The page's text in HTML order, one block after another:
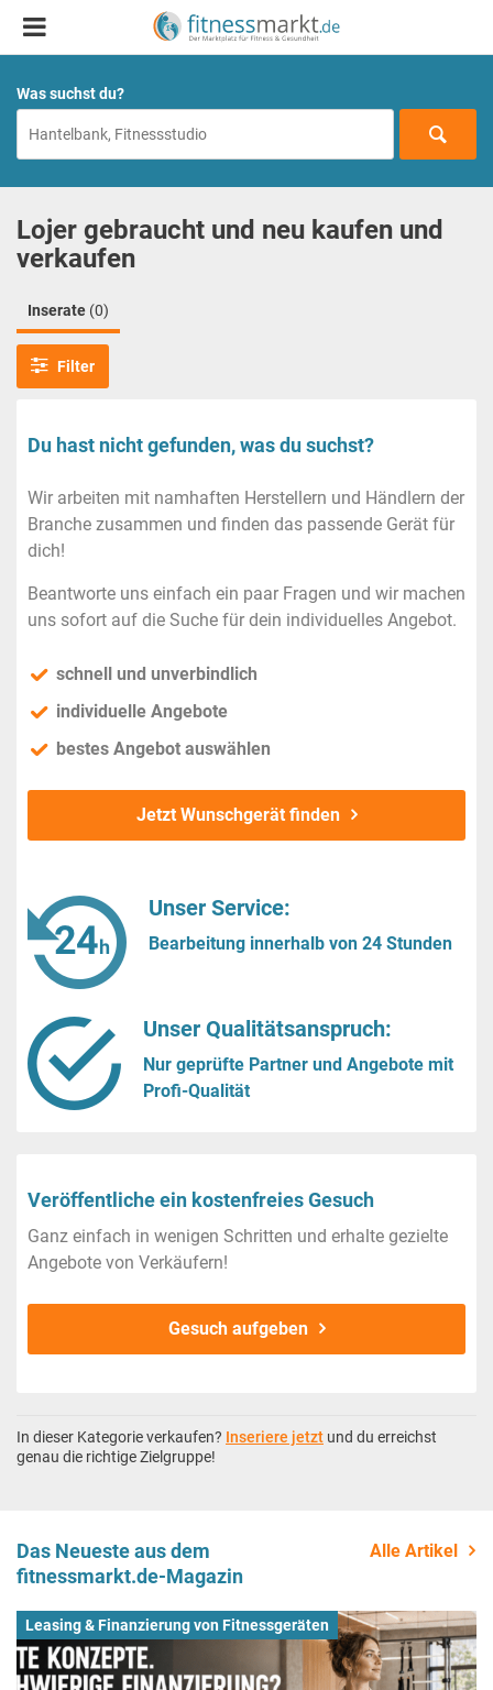
Was suchst du?
Lojer gebraucht und neu kaufen und
verkaufen
Inserate (0)
Filter
Du hast nicht gefunden, was du suchst?
Wir arbeiten mit namhaften Herstellern und Händlern der
Branche zusammen und finden das passende Gerät für
dich!
Beantworte uns einfach ein paar Fragen und wir machen
uns sofort auf die Suche für dein individuelles Angebot.
schnell und unverbindlich
individuelle Angebote
bestes Angebot auswählen
Jetzt Wunschgerät finden
Unser Service:
Bearbeitung innerhalb von 24 Stunden
Unser Qualitätsanspruch:
Nur geprüfte Partner und Angebote mit
Profi-Qualität
Veröffentliche ein kostenfreies Gesuch
Ganz einfach in wenigen Schritten und erhalte gezielte
Angebote von Verkäufern!
Gesuch aufgeben
In dieser Kategorie verkaufen? Inseriere jetzt und du erreichst
genau die richtige Zielgruppe!
Das Neueste aus dem
fitnessmarkt.de-Magazin
Alle Artikel
Leasing & Finanzierung von Fitnessgeräten